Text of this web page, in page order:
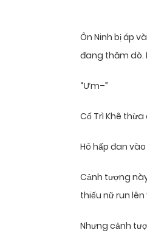
Ôn Ninh bị áp
đang thăm dò.
“Ưm–”
Cố Trì Khê
Hô hấp đan
Cảnh tượng
thiếu nữ run
Nhưng cảnh